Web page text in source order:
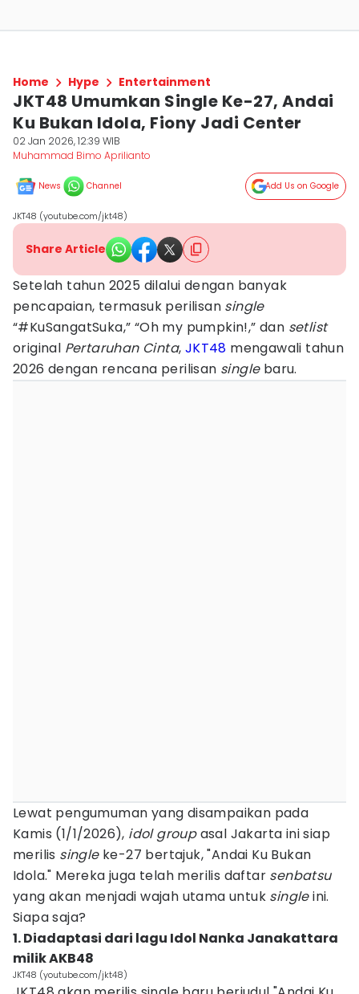
Home Hype Entertainment
JKT48 Umumkan Single Ke-27, Andai
Ku Bukan Idola, Fiony Jadi Center
02 Jan 2026, 12:39 WIB
Muhammad Bimo Aprilianto
News Channel Add Us on Google
JKT48 (youtube.com/jkt48)
Share Article
Setelah tahun 2025 dilalui dengan banyak
pencapaian, termasuk perilisan single
“#KuSangatSuka,” “Oh my pumpkin!,” dan setlist
original Pertaruhan Cinta, JKT48 mengawali tahun
2026 dengan rencana perilisan singlebaru.
Lewat pengumuman yang disampaikan pada
Kamis (1/1/2026), idol groupasal Jakarta ini siap
merilis singleke-27 bertajuk, "Andai Ku Bukan
Idola." Mereka juga telah merilis daftar senbatsu
yang akan menjadi wajah utama untuk singleini.
Siapa saja?
1. Diadaptasi dari lagu Idol Nanka Janakattara
milik AKB48
JKT48 (youtube.com/jkt48)